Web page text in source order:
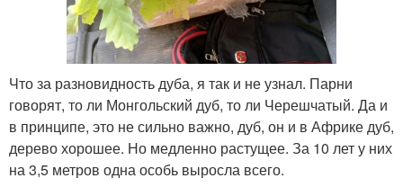
Что за разновидность дуба, я так и не узнал. Парни
говорят, то ли Монгольский дуб, то ли Черешчатый. Да и
в принципе, это не сильно важно, дуб, он и в Африке дуб,
дерево хорошее. Но медленно растущее. За 10 лет у них
на 3,5 метров одна особь выросла всего.